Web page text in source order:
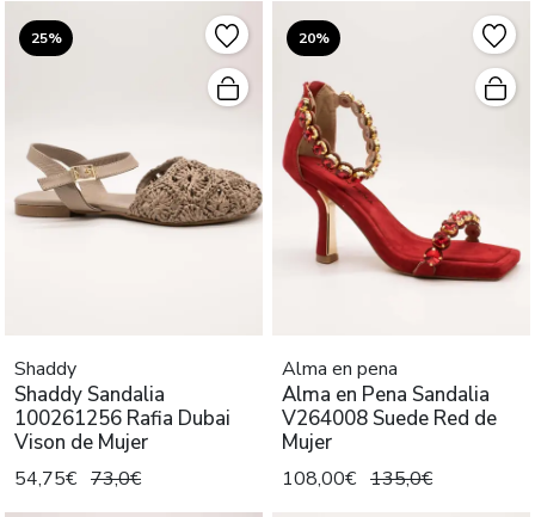
25%
Shaddy
Shaddy Sandalia
100261256 Rafia Dubai
Vison de Mujer
54,75€ 73,0€
20%
Alma en pena
Alma en Pena Sandalia
V264008 Suede Red de
Mujer
108,00€ 135,0€